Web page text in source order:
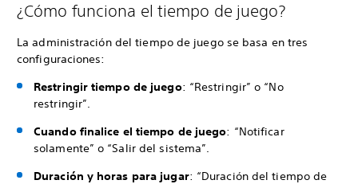
¿Cómo funciona el tiempo de juego?
La administración del tiempo de juego se basa en tres
configuraciones:
Restringir tiempo de juego: “Restringir” o “No
restringir”.
Cuando finalice el tiempo de juego: “Notificar
solamente” o “Salir del sistema”.
Duración y horas para jugar: “Duración del tiempo de